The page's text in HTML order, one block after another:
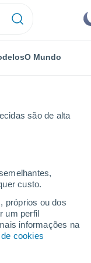
são de alta
custo.
próprios ou dos
um perfil
informações na
cookies
O Mundo
...